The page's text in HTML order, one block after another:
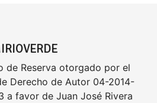
de Reserva otorgado por el
Derecho de Autor 04-2014-
a favor de Juan José Rivera